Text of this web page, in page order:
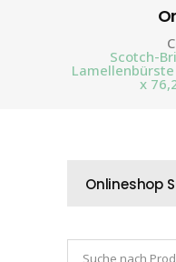
Scotch-
Lamellenbürste
x
Onlineshop